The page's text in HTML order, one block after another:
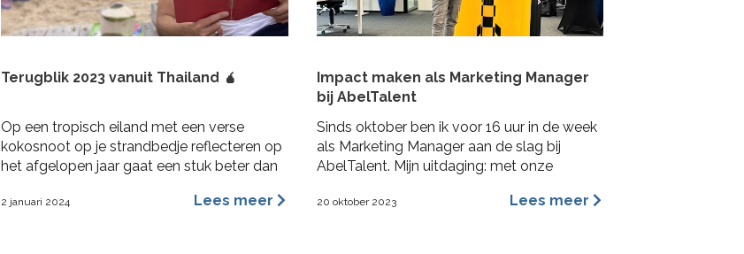
Terugblik 2023 vanuit Thailand 🧉
Op een tropisch eiland met een verse
kokosnoot op je strandbedje reflecteren op
het afgelopen jaar gaat een stuk beter dan
maanden aan het regenen is. 2023 was voor
2 januari 2024 Lees meer
Impact maken als Marketing Manager
bij AbelTalent
Sinds oktober ben ik voor 16 uur in de week
als Marketing Manager aan de slag bij
AbelTalent. Mijn uitdaging: met onze
opdrachtgevers in de fysieke leefomgeving.
20 oktober 2023 Lees meer